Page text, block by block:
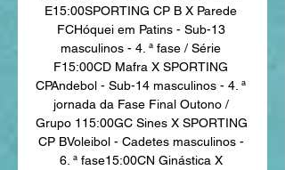
E15:00SPORTING CP B X Parede
FCHóquei em Patins - Sub-13
masculinos - 4. ª fase / Série
F15:00CD Mafra X SPORTING
CPAndebol - Sub-14 masculinos - 4. ª
jornada da Fase Final Outono /
Grupo 115:00GC Sines X SPORTING
CP BVoleibol - Cadetes masculinos -
6. ª fase15:00CN Ginástica X